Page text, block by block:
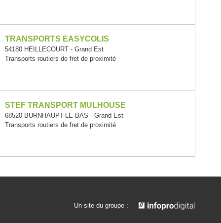
TRANSPORTS EASYCOLIS
54180 HEILLECOURT - Grand Est
Transports routiers de fret de proximité
STEF TRANSPORT MULHOUSE
68520 BURNHAUPT-LE-BAS - Grand Est
Transports routiers de fret de proximité
Un site du groupe :